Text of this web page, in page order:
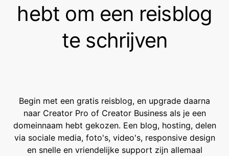
hebt om een reisblog
te schrijven
Begin met een gratis reisblog, en upgrade daarna
naar Creator Pro of Creator Business als je een
domeinnaam hebt gekozen. Een blog, hosting, delen
via sociale media, foto's, video's, responsive design
en snelle en vriendelijke support zijn allemaal